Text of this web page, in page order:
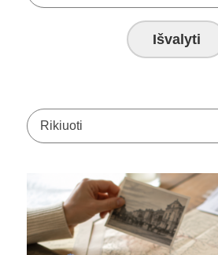
Išvalyti
Rikiuoti